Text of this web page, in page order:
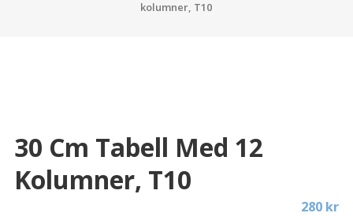
kolumner, T10
30 Cm Tabell Med 12
Kolumner, T10
280 kr